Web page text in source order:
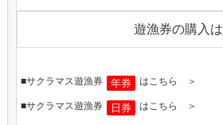
遊漁券の購入は
■サクラマス遊漁券 年券 はこちら ＞
■サクラマス遊漁券 日券 はこちら ＞